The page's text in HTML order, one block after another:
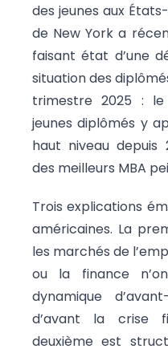
des jeunes aux
de New York a
faisant état d’une
situation des
trimestre 2025 :
jeunes diplômés y
haut niveau depuis
des meilleurs MBA
Trois explications
américaines. La
les marchés de
ou la finance
dynamique
d’avant la crise
deuxième est